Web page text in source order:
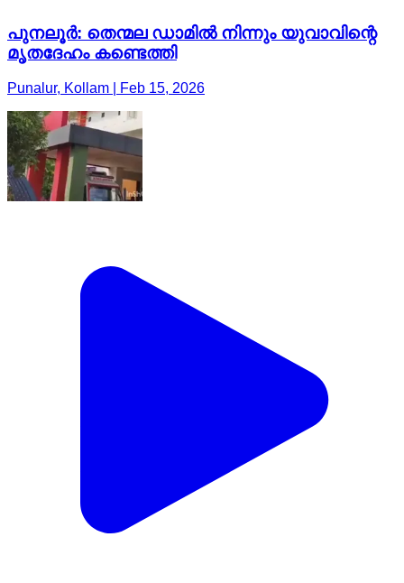
പുനലൂർ: തെന്മല ഡാമിൽ നിന്നും യുവാവിന്റെ
മൃതദേഹം കണ്ടെത്തി
Punalur, Kollam | Feb 15, 2026